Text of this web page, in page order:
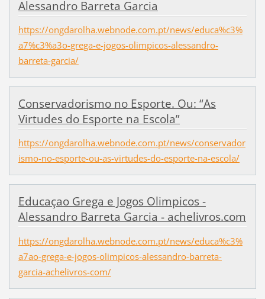
Alessandro Barreta Garcia
https://ongdarolha.webnode.com.pt/news/educa%c3%
a7%c3%a3o-grega-e-jogos-olimpicos-alessandro-
barreta-garcia/
Conservadorismo no Esporte. Ou: “As
Virtudes do Esporte na Escola”
https://ongdarolha.webnode.com.pt/news/conservador
ismo-no-esporte-ou-as-virtudes-do-esporte-na-escola/
Educaçao Grega e Jogos Olimpicos -
Alessandro Barreta Garcia - achelivros.com
https://ongdarolha.webnode.com.pt/news/educa%c3%
a7ao-grega-e-jogos-olimpicos-alessandro-barreta-
garcia-achelivros-com/